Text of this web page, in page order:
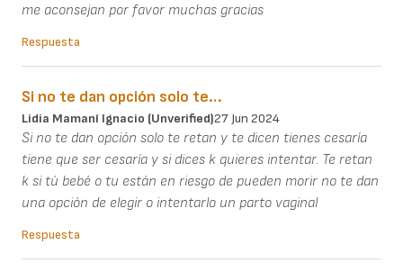
me aconsejan por favor muchas gracias
Respuesta
Si no te dan opción solo te…
Lidia Mamaní Ignacio (unverified)27 Jun 2024
Si no te dan opción solo te retan y te dicen tienes cesaría
tiene que ser cesaría y si dices k quieres intentar. Te retan
k si tú bebé o tu están en riesgo de pueden morir no te dan
una opción de elegir o intentarlo un parto vaginal
Respuesta